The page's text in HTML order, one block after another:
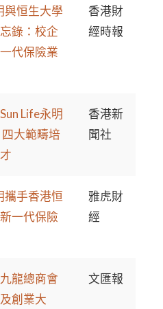
與恒生大學
錄：校企
代保險業
香港財
經時報
Life永明
大範疇培
香港新
聞社
攜手香港恒
一代保險
雅虎財
經
龍總商會
創業大
文匯報